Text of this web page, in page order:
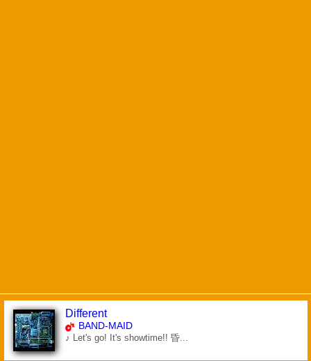
Different
BAND-MAID
♪ Let's go! It's showtime!! 昏...